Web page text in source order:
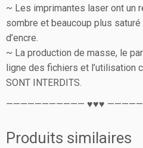
~ Les imprimantes laser ont un
sombre et beaucoup plus
d’encre.
~ La production de masse, le
ligne des fichiers et l’utilisation
SONT INTERDITS.
——————————— ♥♥♥
Produits similaires